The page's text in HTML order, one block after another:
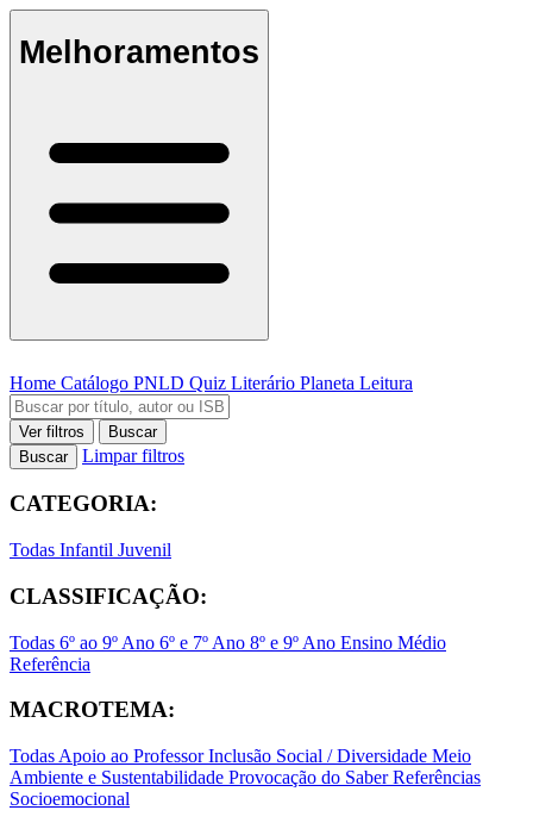
Melhoramentos
Home Catálogo PNLD Quiz Literário Planeta Leitura
Ver filtros
Buscar
Buscar
Limpar filtros
CATEGORIA:
Todas Infantil Juvenil
CLASSIFICAÇÃO:
Todas 6º ao 9º Ano 6º e 7º Ano 8º e 9º Ano Ensino Médio
Referência
MACROTEMA:
Todas Apoio ao ProfessorInclusão Social / Diversidade Meio
Ambiente e Sustentabilidade Provocação do SaberReferências
Socioemocional